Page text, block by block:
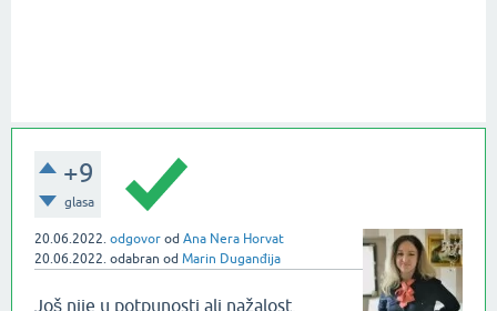
+9
glasa
20.06.2022. odgovor od Ana Nera Horvat
20.06.2022. odabran od Marin Duganđija
Još nije u potpunosti ali nažalost,